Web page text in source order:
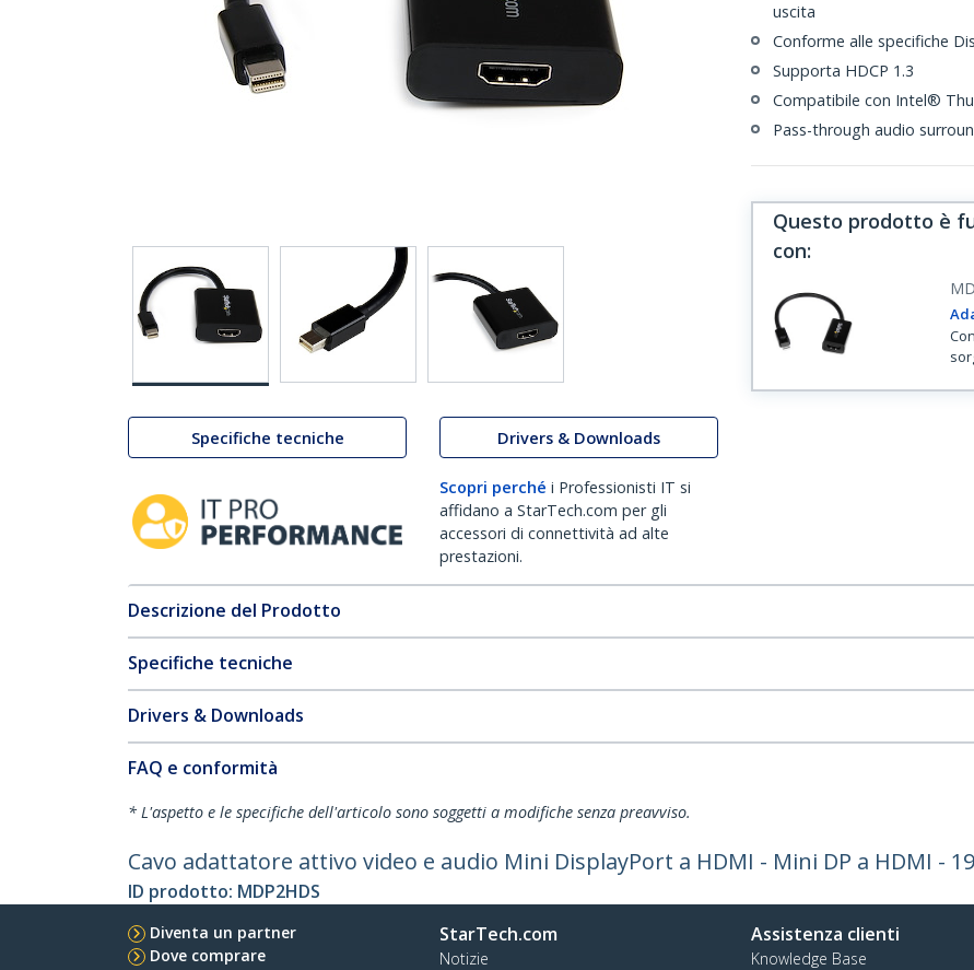
Specifiche tecniche Drivers & Downloads
Scopri perché i Professionisti IT si
affidano a StarTech.com per gli
accessori di connettività ad alte
prestazioni.
uscita
Conforme alle specifiche
Supporta HDCP 1.3
Compatibile con Intel®
Pass-through audio
Questo prodotto è
con:
Descrizione del Prodotto
Specifiche tecniche
Drivers & Downloads
FAQ e conformità
* L'aspetto e le specifiche dell'articolo sono soggetti a modifiche senza preavviso.
Cavo adattatore attivo video e audio Mini DisplayPort a HDMI - Mini DP a HDMI -
ID prodotto: MDP2HDS
Diventa un partner
Dove comprare
StarTech.com
Notizie
Assistenza clienti
Knowledge Base